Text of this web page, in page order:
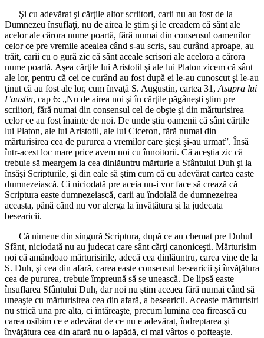
Şi cu adevărat şi cărţile altor scriitori, carii nu au fost de la
Dumnezeu însuflaţi, nu de airea le ştim şi le creadem că sânt ale
acelor ale cărora nume poartă, fără numai din consensul oamenilor
celor ce pre vremile acealea când s-au scris, sau curând aproape, au
trăit, carii cu o gură zic că sânt aceale scrisori ale acelora a cărora
nume poartă. Aşea cărţile lui Aristotil şi ale lui Platon zicem că sânt
ale lor, pentru că cei ce curând au fost după ei le-au cunoscut şi le-au
ţinut că au fost ale lor, cum învaţă S. Augustin, cartea 31,Asupra lui
Faustin, cap 6: „Nu de airea noi şi în cărţile păgâneşti ştim pre
scriitori, fără numai din consensul cel de obşte şi din mărturisirea
celor ce au fost înainte de noi. De unde ştiu oamenii că sânt cărţile
lui Platon, ale lui Aristotil, ale lui Ciceron, fără numai din
mărturisirea cea de pururea a vremilor care şieşi şi-au urmat”. Însă
într-acest loc mare price avem noi cu înnoitorii. Că aceştia zic că
trebuie să meargem la cea dinlăuntru mărturie a Sfântului Duh şi la
însăşi Scripturile, şi din eale să ştim cum că cu adevărat cartea easte
dumnezeiască. Ci niciodată pre aceia nu-i vor face să crează că
Scriptura easte dumnezeiască, carii au îndoială de dumnezeirea
aceasta, până când nu vor alerga la învăţătura şi la judecata
besearicii.
Că nimene din singură Scriptura, după ce au chemat pre Duhul
Sfânt, niciodată nu au judecat care sânt cărţi canoniceşti. Mărturisim
noi că amândoao mărturisirile, adecă cea dinlăuntru, carea vine de la
S. Duh, şi cea din afară, carea easte consensul besearicii şi învăţătura
cea de pururea, trebuie împreună să se unească. De lipsă easte
însuflarea Sfântului Duh, dar noi nu ştim aceaea fără numai când să
uneaşte cu mărturisirea cea din afară, a besearicii. Aceaste mărturisiri
nu strică una pre alta, ci întăreaşte, precum lumina cea firească cu
carea osibim ce e adevărat de ce nu e adevărat, îndreptarea şi
învăţătura cea din afară nu o lapădă, ci mai vârtos o pofteaşte.